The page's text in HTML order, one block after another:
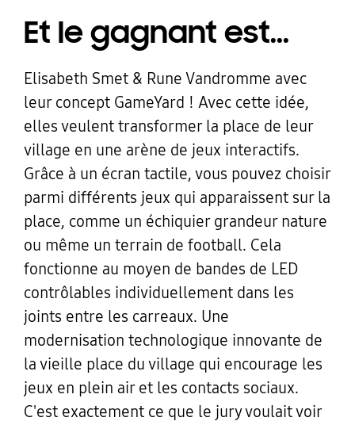
Et le gagnant est...
Elisabeth Smet & Rune Vandromme avec
leur concept GameYard ! Avec cette idée,
elles veulent transformer la place de leur
village en une arène de jeux interactifs.
Grâce à un écran tactile, vous pouvez choisir
parmi différents jeux qui apparaissent sur la
place, comme un échiquier grandeur nature
ou même un terrain de football. Cela
fonctionne au moyen de bandes de LED
contrôlables individuellement dans les
joints entre les carreaux. Une
modernisation technologique innovante de
la vieille place du village qui encourage les
jeux en plein air et les contacts sociaux.
C'est exactement ce que le jury voulait voir